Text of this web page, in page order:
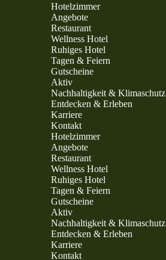
Hotelzimmer
Angebote
Restaurant
Wellness Hotel
Ruhiges Hotel
Tagen & Feiern
Gutscheine
Aktiv
Nachhaltigkeit & Klimaschutz
Entdecken & Erleben
Karriere
Kontakt
Hotelzimmer
Angebote
Restaurant
Wellness Hotel
Ruhiges Hotel
Tagen & Feiern
Gutscheine
Aktiv
Nachhaltigkeit & Klimaschutz
Entdecken & Erleben
Karriere
Kontakt